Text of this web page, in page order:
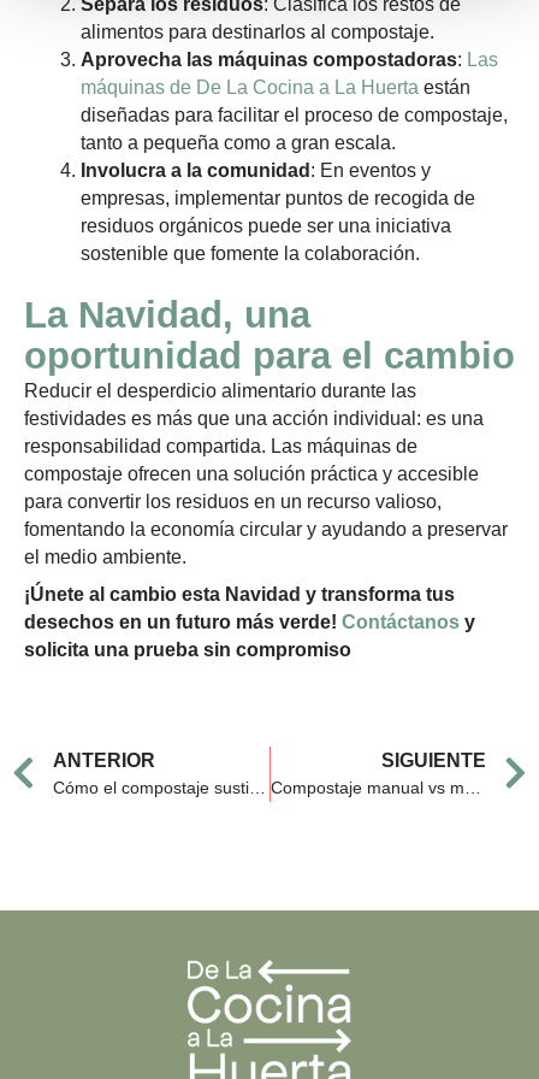
alimentos para destinarlos al compostaje.
Aprovecha las máquinas compostadoras: Las
máquinas de De La Cocina a La Huerta están
diseñadas para facilitar el proceso de compostaje,
tanto a pequeña como a gran escala.
Involucra a la comunidad : En eventos y
empresas, implementar puntos de recogida de
residuos orgánicos puede ser una iniciativa
sostenible que fomente la colaboración.
La Navidad, una
oportunidad para el cambio
Reducir el desperdicio alimentario durante las
festividades es más que una acción individual: es una
responsabilidad compartida. Las máquinas de
compostaje ofrecen una solución práctica y accesible
para convertir los residuos en un recurso valioso,
fomentando la economía circular y ayudando a preservar
el medio ambiente.
¡Únete al cambio esta Navidad y transforma tus
desechos en un futuro más verde! Contáctanos y
solicita una prueba sin compromiso
Prev
ANTERIOR SIGUIENTE